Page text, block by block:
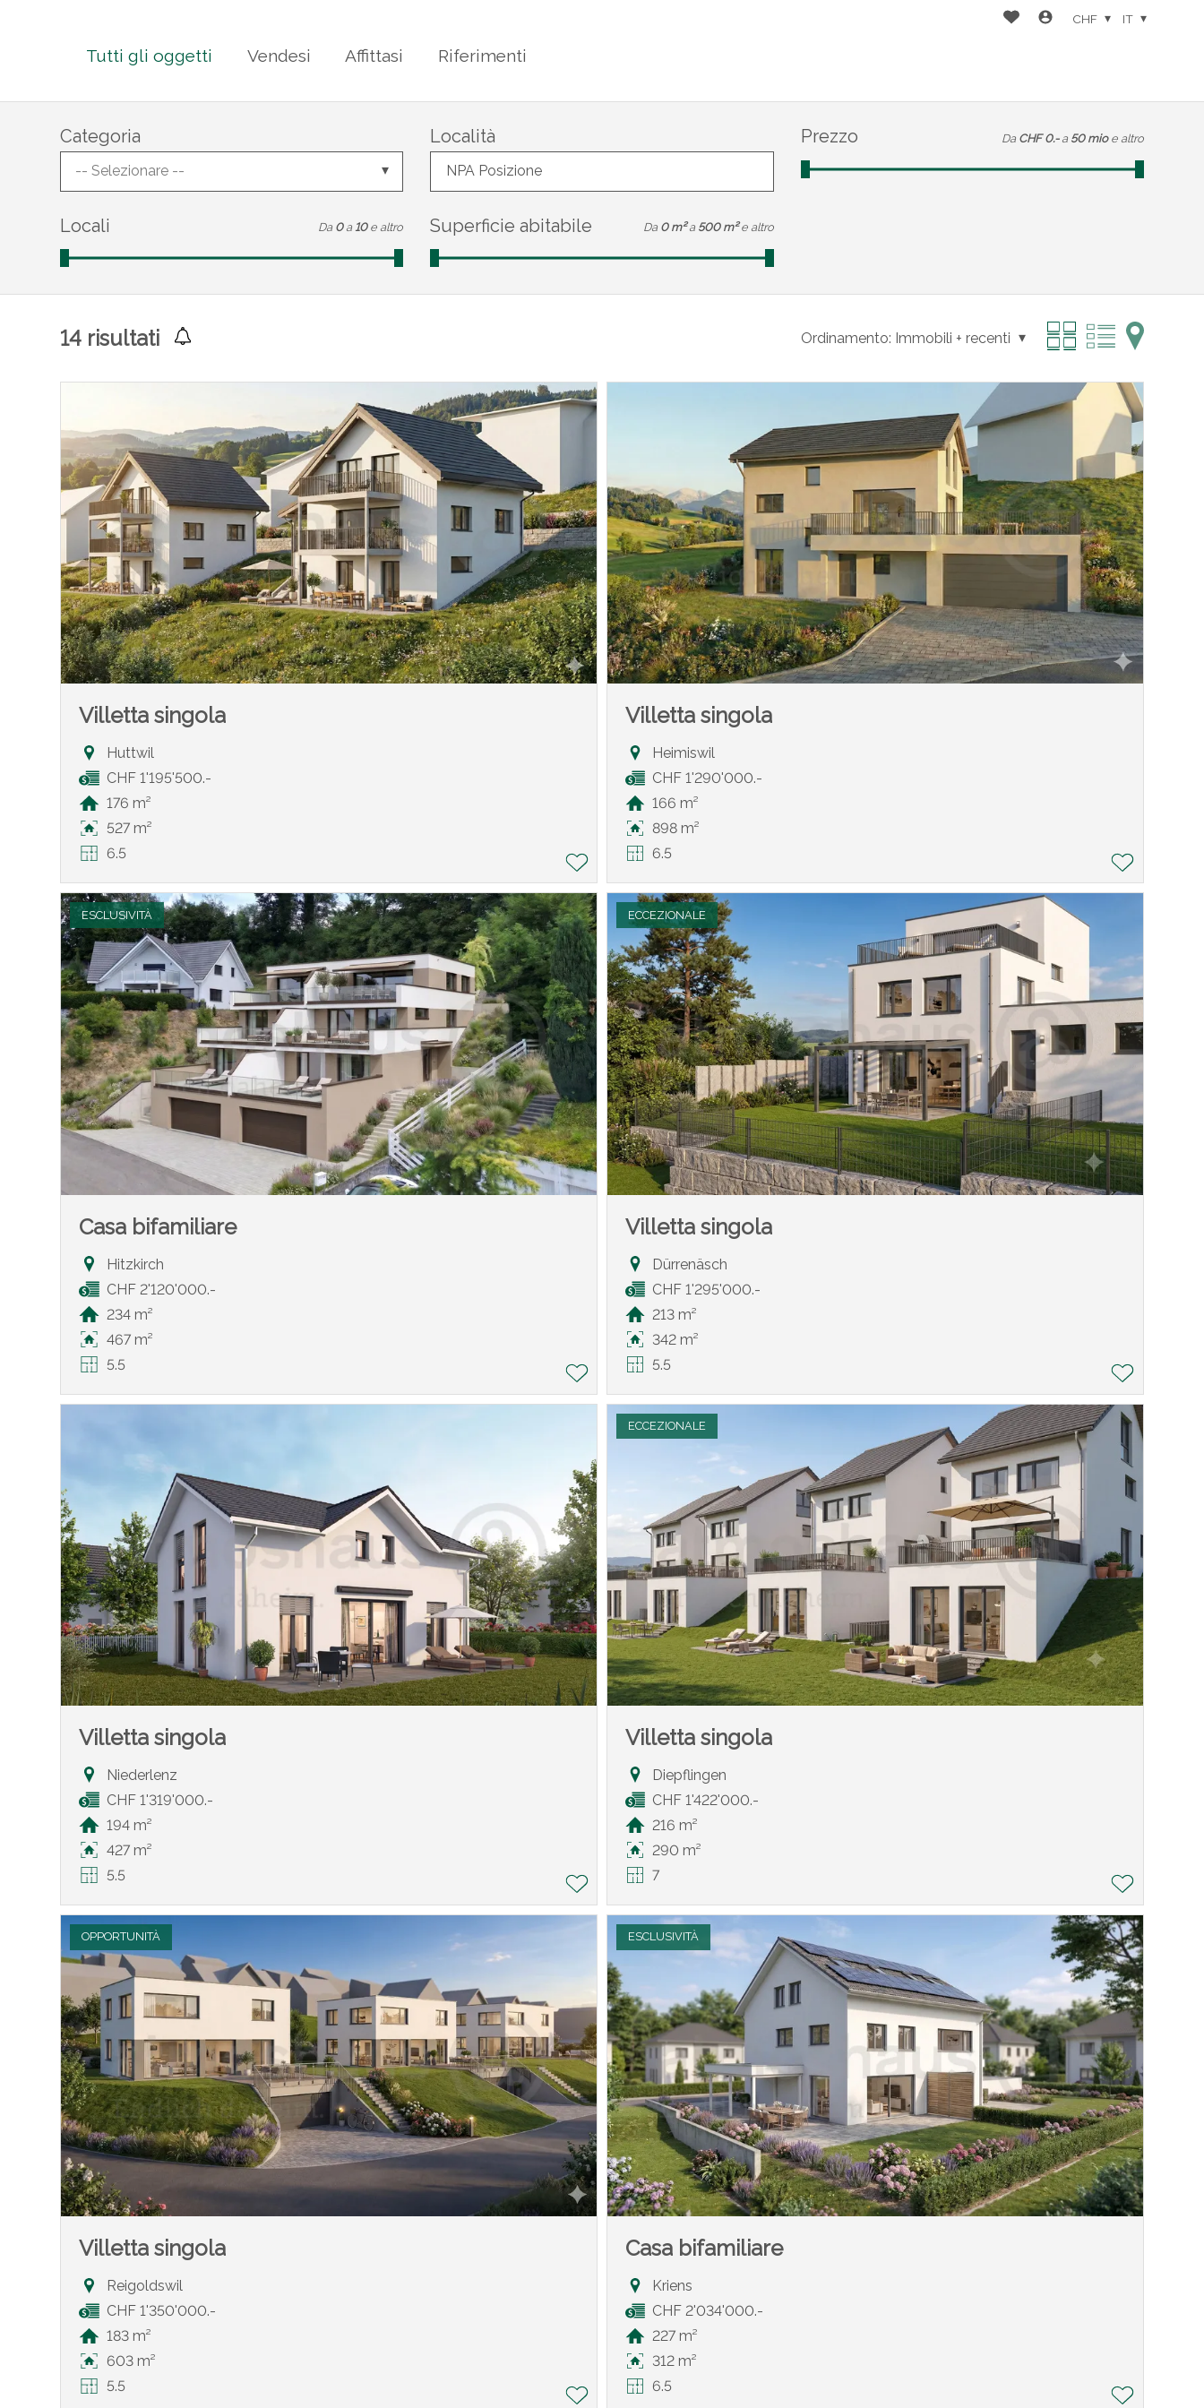
Tutti gli oggetti Vendesi Affittasi Riferimenti
CHF IT
Categoria
-- Selezionare --
Località
NPA Posizione
Prezzo Da CHF 0.- a 50 mio e altro
Locali Da 0 a 10 e altro Superficie abitabile Da 0 m² a 500 m² e altro
14 risultati Ordinamento: Immobili + recenti
Villetta singola
Huttwil
CHF 1'195'500.-
176 m²
527 m²
6.5
Villetta singola
Heimiswil
CHF 1'290'000.-
166 m²
898 m²
6.5
ESCLUSIVITÀ
Casa bifamiliare
Hitzkirch
CHF 2'120'000.-
234 m²
467 m²
5.5
ECCEZIONALE
Villetta singola
Dürrenäsch
CHF 1'295'000.-
213 m²
342 m²
5.5
Villetta singola
Niederlenz
CHF 1'319'000.-
194 m²
427 m²
5.5
ECCEZIONALE
Villetta singola
Diepflingen
CHF 1'422'000.-
216 m²
290 m²
7
OPPORTUNITÀ
Villetta singola
Reigoldswil
CHF 1'350'000.-
183 m²
603 m²
5.5
ESCLUSIVITÀ
Casa bifamiliare
Kriens
CHF 2'034'000.-
227 m²
312 m²
6.5